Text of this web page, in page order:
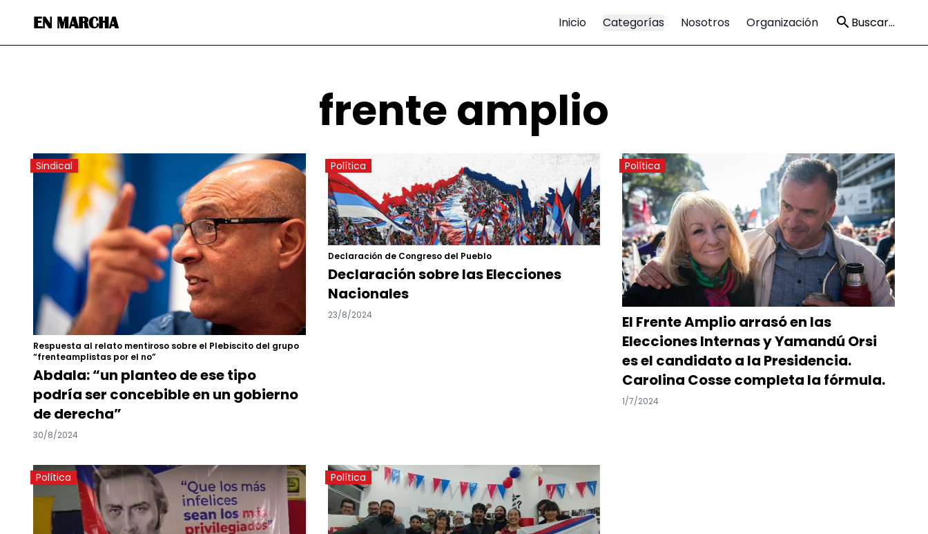
EN MARCHA Inicio Categorías Nosotros Organización Buscar...
frente amplio
Sindical
Respuesta al relato mentiroso sobre el Plebiscito del grupo
“frenteamplistas por el no”
Abdala: “un planteo de ese tipo
podría ser concebible en un gobierno
de derecha”
30/8/2024
Política
Declaración de Congreso del Pueblo
Declaración sobre las Elecciones
Nacionales
23/8/2024
Política
El Frente Amplio arrasó en las
Elecciones Internas y Yamandú Orsi
es el candidato a la Presidencia.
Carolina Cosse completa la fórmula.
1/7/2024
Política Política